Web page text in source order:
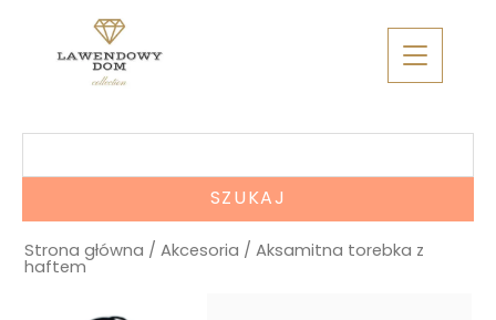
Strona główna /Akcesoria / Aksamitna torebka z
haftem